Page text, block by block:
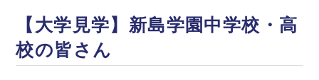
【大学見学】新島学園中学校・高
校の皆さん